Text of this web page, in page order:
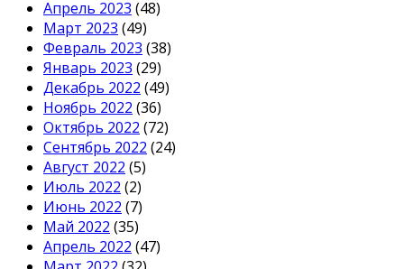
Апрель 2023 (48)
Март 2023 (49)
Февраль 2023 (38)
Январь 2023 (29)
Декабрь 2022 (49)
Ноябрь 2022 (36)
Октябрь 2022 (72)
Сентябрь 2022 (24)
Август 2022 (5)
Июль 2022 (2)
Июнь 2022 (7)
Май 2022 (35)
Апрель 2022 (47)